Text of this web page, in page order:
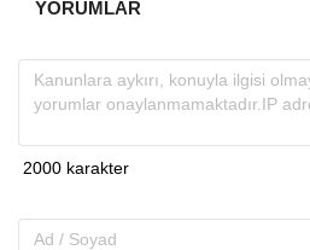
YORUMLAR